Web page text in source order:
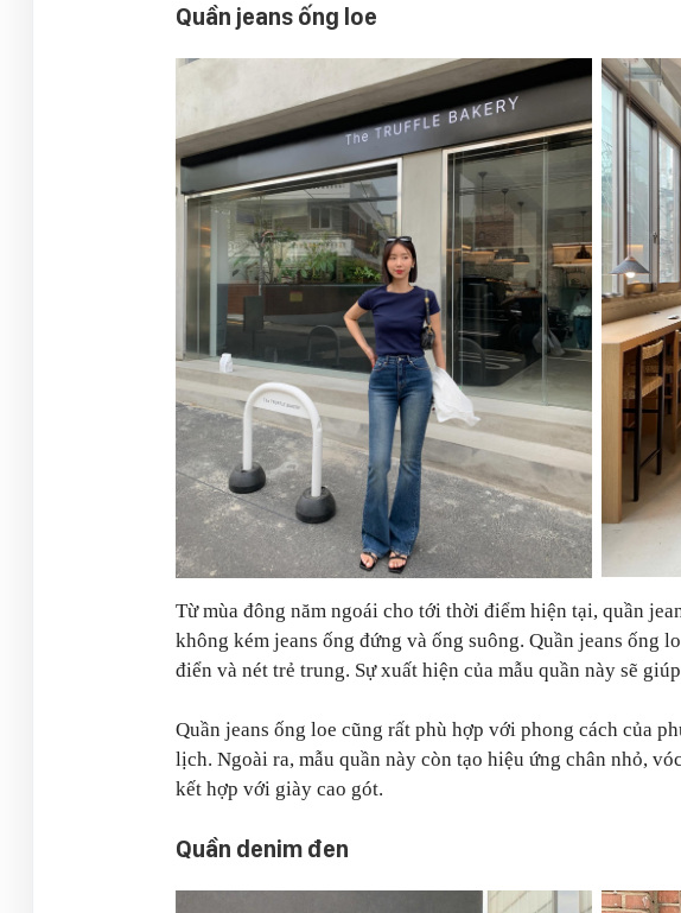
Quần jeans ống loe
Từ mùa đông năm ngoái cho tới thời điểm hiện tại, quần
không kém jeans ống đứng và ống suông. Quần jeans ống
điển và nét trẻ trung. Sự xuất hiện của mẫu quần này sẽ
Quần jeans ống loe cũng rất phù hợp với phong cách của
lịch. Ngoài ra, mẫu quần này còn tạo hiệu ứng chân nhỏ,
kết hợp với giày cao gót.
Quần denim đen